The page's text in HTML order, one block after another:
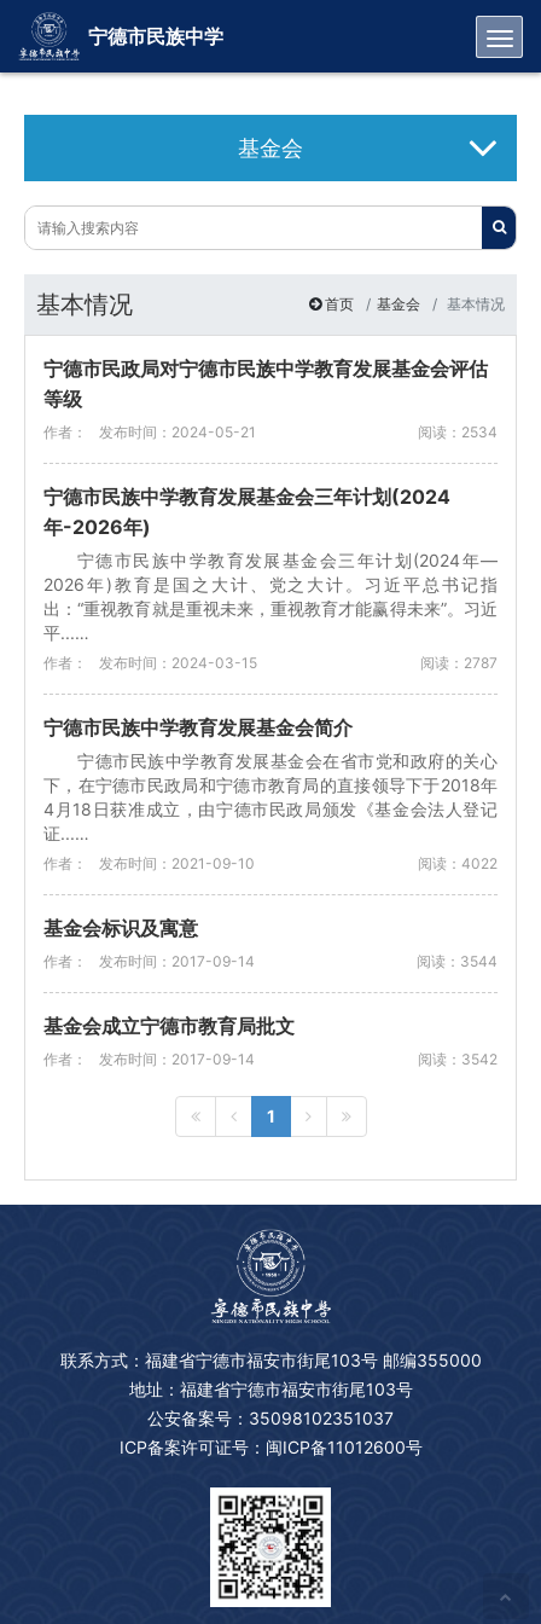
宁德市民族中学
基金会
基本情况 首页 基金会 基本情况
宁德市民政局对宁德市民族中学教育发展基金会评估
等级
作者： 发布时间：2024-05-21 阅读：2534
宁德市民族中学教育发展基金会三年计划(2024
年-2026年)
宁德市民族中学教育发展基金会三年计划(2024年—
2026年)教育是国之大计、党之大计。习近平总书记指
出：“重视教育就是重视未来，重视教育才能赢得未来”。习近
平...…
作者： 发布时间：2024-03-15 阅读：2787
宁德市民族中学教育发展基金会简介
宁德市民族中学教育发展基金会在省市党和政府的关心
下，在宁德市民政局和宁德市教育局的直接领导下于2018年
4月18日获准成立，由宁德市民政局颁发《基金会法人登记
证...…
作者： 发布时间：2021-09-10 阅读：4022
基金会标识及寓意
作者： 发布时间：2017-09-14 阅读：3544
基金会成立宁德市教育局批文
作者： 发布时间：2017-09-14 阅读：3542
1
联系方式：福建省宁德市福安市街尾103号 邮编355000
地址：福建省宁德市福安市街尾103号
公安备案号：35098102351037
ICP备案许可证号：闽ICP备11012600号